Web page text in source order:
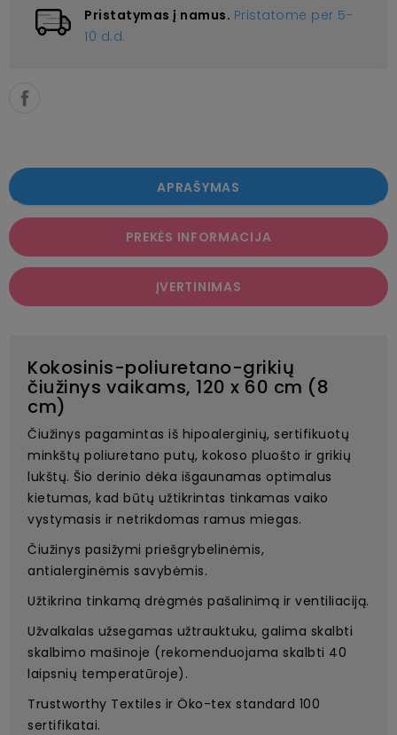
Pristatymas į namus. Pristatome per 5-
10 d.d.
APRAŠYMAS
PREKĖS INFORMACIJA
ĮVERTINIMAS
Kokosinis-poliuretano-grikių
čiužinys vaikams, 120 x 60 cm (8
cm)
Čiužinys pagamintas iš hipoalerginių, sertifikuotų
minkštų poliuretano putų, kokoso pluošto ir grikių
lukštų. Šio derinio dėka išgaunamas optimalus
kietumas, kad būtų užtikrintas tinkamas vaiko
vystymasis ir netrikdomas ramus miegas.
Čiužinys pasižymi priešgrybelinėmis,
antialerginėmis savybėmis.
Užtikrina tinkamą drėgmės pašalinimą ir ventiliaciją.
Užvalkalas užsegamas užtrauktuku, galima skalbti
skalbimo mašinoje (rekomenduojama skalbti 40
laipsnių temperatūroje).
Trustworthy Textiles ir Öko-tex standard 100
sertifikatai.